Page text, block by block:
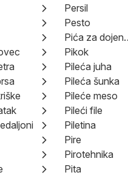
Persil
Pesto
Pića
Pikok
Pileća juha
Pileća šunka
Pileće meso
Pileći file
Piletina
Pire
Pirotehnika
Pita